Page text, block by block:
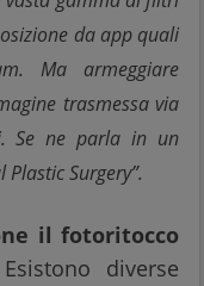
da app quali
Ma armeggiare
trasmessa via
Se ne parla in un
Surgery”.
il fotoritocco
diverse